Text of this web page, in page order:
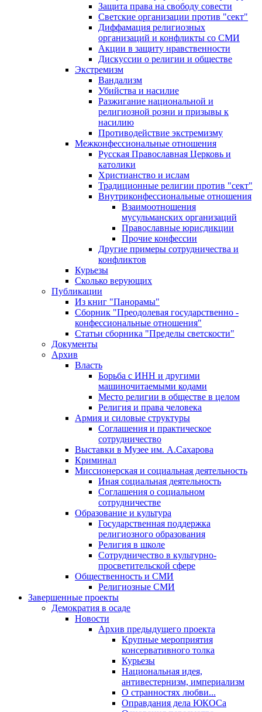
Защита права на свободу совести
Светские организации против "сект"
Диффамация религиозных
организаций и конфликты со СМИ
Акции в защиту нравственности
Дискуссии о религии и обществе
Экстремизм
Вандализм
Убийства и насилие
Разжигание национальной и
религиозной розни и призывы к
насилию
Противодействие экстремизму
Межконфессиональные отношения
Русская Православная Церковь и
католики
Христианство и ислам
Традиционные религии против "сект"
Внутриконфессиональные отношения
Взаимоотношения
мусульманских организаций
Православные юрисдикции
Прочие конфессии
Другие примеры сотрудничества и
конфликтов
Курьезы
Сколько верующих
Публикации
Из книг "Панорамы"
Сборник "Преодолевая государственно -
конфессиональные отношения"
Статьи сборника "Пределы светскости"
Документы
Архив
Власть
Борьба с ИНН и другими
машиночитаемыми кодами
Место религии в обществе в целом
Религия и права человека
Армия и силовые структуры
Соглашения и практическое
сотрудничество
Выставки в Музее им. А.Сахарова
Криминал
Миссионерская и социальная деятельность
Иная социальная деятельность
Соглашения о социальном
сотрудничестве
Образование и культура
Государственная поддержка
религиозного образования
Религия в школе
Сотрудничество в культурно-
просветительской сфере
Общественность и СМИ
Религиозные СМИ
Завершенные проекты
Демократия в осаде
Новости
Архив предыдущего проекта
Крупные мероприятия
консервативного толка
Курьезы
Национальная идея,
антивестернизм, империализм
О странностях любви...
Оправдания дела ЮКОСа